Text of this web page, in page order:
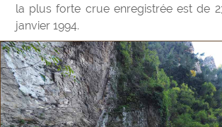
la plus forte crue enregistrée est de
janvier 1994.